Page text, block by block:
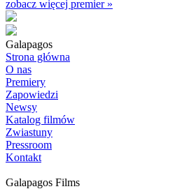
zobacz więcej premier »
Galapagos
Strona główna
O nas
Premiery
Zapowiedzi
Newsy
Katalog filmów
Zwiastuny
Pressroom
Kontakt
Galapagos Films